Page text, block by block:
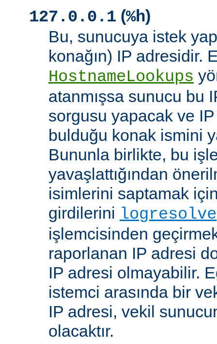
127.0.0.1 (%h)
Bu, sunucuya istek
konağın) IP adresidir.
HostnameLookups
atanmışsa sunucu bu
sorgusu yapacak ve
bulduğu konak ismini
Bununla birlikte, bu
yavaşlattığından
isimlerini saptamak
girdilerini logresolve
işlemcisinden
raporlanan IP adresi
IP adresi olmayabilir.
istemci arasında bir
IP adresi, vekil
olacaktır.